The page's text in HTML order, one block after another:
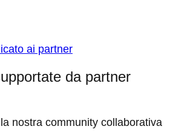
ai partner
da partner
nostra community collaborativa